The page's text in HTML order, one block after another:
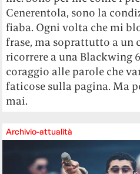
Cenerentola, sono la
fiaba. Ogni volta che mi
frase, ma soprattutto a un
ricorrere a una Blackwing
coraggio alle parole che
faticose sulla pagina. Ma
mai.
Archivio-attualità